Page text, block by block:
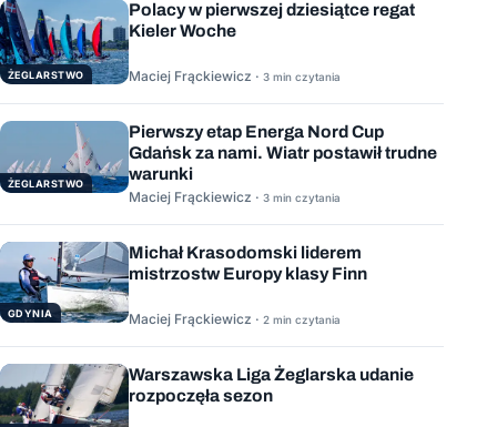
ŻEGLARSTWO
Polacy w pierwszej dziesiątce regat
Kieler Woche
Maciej Frąckiewicz · 3 min czytania
ŻEGLARSTWO
Pierwszy etap Energa Nord Cup
Gdańsk za nami. Wiatr postawił trudne
warunki
Maciej Frąckiewicz · 3 min czytania
GDYNIA
Michał Krasodomski liderem
mistrzostw Europy klasy Finn
Maciej Frąckiewicz · 2 min czytania
Warszawska Liga Żeglarska udanie
rozpoczęła sezon